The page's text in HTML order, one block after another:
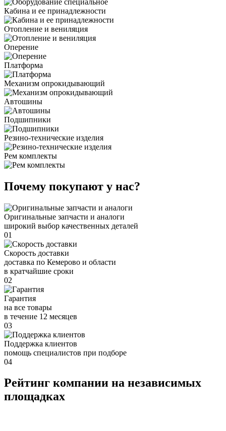
Кабина и ее принадлежности
Отопление и вениляция
Оперение
Платформа
Механизм опрокидывающий
Автошины
Подшипники
Резино-технические изделия
Рем комплекты
Почему покупают у нас?
Оригинальные запчасти и аналоги
широкий выбор качественных деталей
01
Скорость доставки
доставка по Кемерово и области
в кратчайшие сроки
02
Гарантия
на все товары
в течение 12 месяцев
03
Поддержка клиентов
помощь специалистов при подборе
04
Рейтинг компании на независимых
площадках